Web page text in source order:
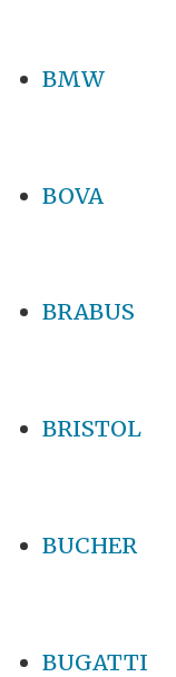
BMW
BOVA
BRABUS
BRISTOL
BUCHER
BUGATTI